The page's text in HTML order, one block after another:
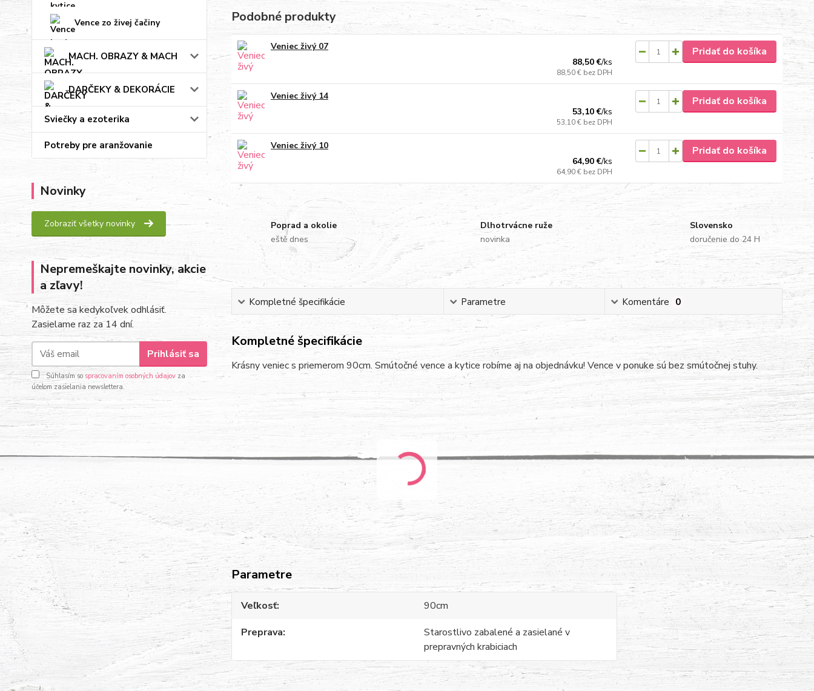
Vence zo živej čačiny
MACH. OBRAZY & MACH
DARČEKY & DEKORÁCIE
Sviečky a ezoterika
Potreby pre aranžovanie
Novinky
Zobraziť všetky novinky
Nepremeškajte novinky, akcie
a zľavy!
Môžete sa kedykoľvek odhlásiť.
Zasielame raz za 14 dní.
Prihlásiť sa
Súhlasím so spracovaním osobných údajov za
účelom zasielania newslettera.
Podobné produkty
Veniec živý 07
88,50 €/ks
88,50 € bez DPH
Pridať do košíka
Veniec živý 14
53,10 €/ks
53,10 € bez DPH
Pridať do košíka
Veniec živý 10
64,90 €/ks
64,90 € bez DPH
Pridať do košíka
Poprad a okolie
eště dnes
Dlhotrvácne ruže
novinka
Slovensko
doručenie do 24 H
Kompletné špecifikácie Parametre Komentáre 0
Kompletné špecifikácie
Krásny veniec s priemerom 90cm. Smútočné vence a kytice robíme aj na objednávku! Vence v ponuke sú bez smútočnej stuhy.
Parametre
Veľkosť
90cm
Preprava
Starostlivo zabalené a zasielané v
prepravných krabiciach